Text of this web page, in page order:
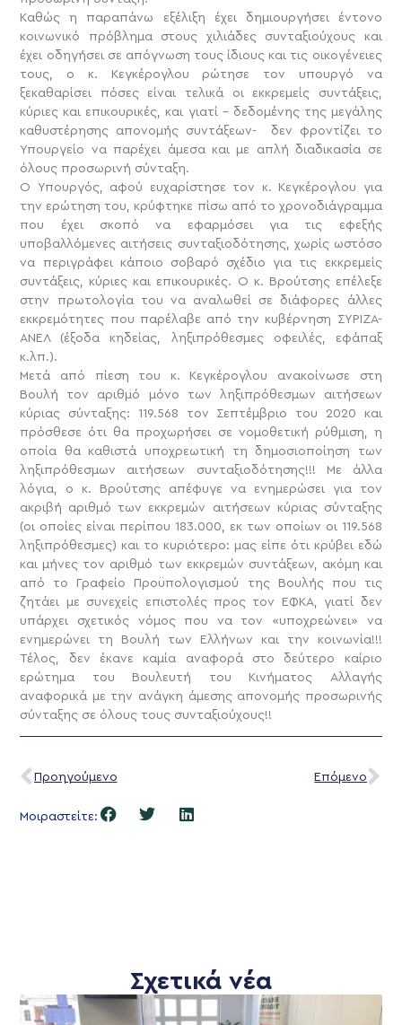
Καθώς η παραπάνω εξέλιξη έχει δημιουργήσει έντονο
κοινωνικό πρόβλημα στους χιλιάδες συνταξιούχους και
έχει οδηγήσει σε απόγνωση τους ίδιους και τις οικογένειες
τους, ο κ. Κεγκέρογλου ρώτησε τον υπουργό να
ξεκαθαρίσει πόσες είναι τελικά οι εκκρεμείς συντάξεις,
κύριες και επικουρικές, και γιατί – δεδομένης της μεγάλης
καθυστέρησης απονομής συντάξεων- δεν φροντίζει το
Υπουργείο να παρέχει άμεσα και με απλή διαδικασία σε
όλους προσωρινή σύνταξη.
Ο Υπουργός, αφού ευχαρίστησε τον κ. Κεγκέρογλου για
την ερώτηση του, κρύφτηκε πίσω από το χρονοδιάγραμμα
που έχει σκοπό να εφαρμόσει για τις εφεξής
υποβαλλόμενες αιτήσεις συνταξιοδότησης, χωρίς ωστόσο
να περιγράφει κάποιο σοβαρό σχέδιο για τις εκκρεμείς
συντάξεις, κύριες και επικουρικές. Ο κ. Βρούτσης επέλεξε
στην πρωτολογία του να αναλωθεί σε διάφορες άλλες
εκκρεμότητες που παρέλαβε από την κυβέρνηση ΣΥΡΙΖΑ-
ΑΝΕΛ (έξοδα κηδείας, ληξιπρόθεσμες οφειλές, εφάπαξ
κ.λπ.).
Μετά από πίεση του κ. Κεγκέρογλου ανακοίνωσε στη
Βουλή τον αριθμό μόνο των ληξιπρόθεσμων αιτήσεων
κύριας σύνταξης: 119.568 τον Σεπτέμβριο του 2020 και
πρόσθεσε ότι θα προχωρήσει σε νομοθετική ρύθμιση, η
οποία θα καθιστά υποχρεωτική τη δημοσιοποίηση των
ληξιπρόθεσμων αιτήσεων συνταξιοδότησης!!! Με άλλα
λόγια, ο κ. Βρούτσης απέφυγε να ενημερώσει για τον
ακριβή αριθμό των εκκρεμών αιτήσεων κύριας σύνταξης
(οι οποίες είναι περίπου 183.000, εκ των οποίων οι 119.568
ληξιπρόθεσμες) και το κυριότερο: μας είπε ότι κρύβει εδώ
και μήνες τον αριθμό των εκκρεμών συντάξεων, ακόμη και
από το Γραφείο Προϋπολογισμού της Βουλής που τις
ζητάει με συνεχείς επιστολές προς τον ΕΦΚΑ, γιατί δεν
υπάρχει σχετικός νόμος που να τον «υποχρεώνει» να
ενημερώνει τη Βουλή των Ελλήνων και την κοινωνία!!!
Τέλος, δεν έκανε καμία αναφορά στο δεύτερο καίριο
ερώτημα του Βουλευτή του Κινήματος Αλλαγής
αναφορικά με την ανάγκη άμεσης απονομής προσωρινής
σύνταξης σε όλους τους συνταξιούχους!!
Προηγούμενο Επόμενο
Μοιραστείτε:
Σχετικά νέα